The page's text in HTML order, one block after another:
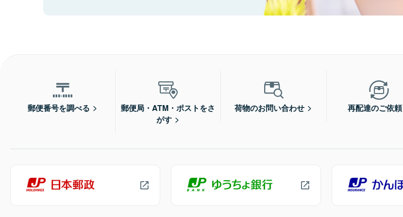
郵便番号を調べる
郵便局・ATM・ポストをさ
がす
荷物のお問い合わせ 再配達のご依頼